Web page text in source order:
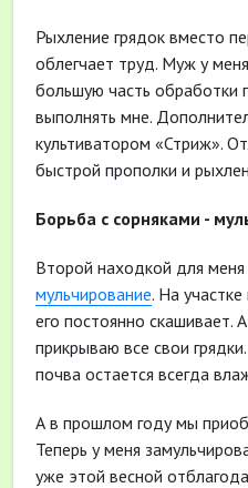
Рыхление грядок вместо
облегчает труд. Муж у
большую часть обработки
выполнять мне.
культиватором «Стриж».
быстрой прополки и
Борьба с сорняками -
Второй находкой для
мульчирование. На
его постоянно скашивает.
прикрываю все свои
почва остается всегда
А в прошлом году мы
Теперь у меня
уже этой весной